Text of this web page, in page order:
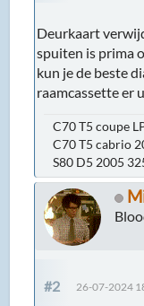
Deurkaart
spuiten is prima
kun je de beste
raamcassette er
C70 T5 coupe
C70 T5 cabrio
S80 D5 2005
#2 26-07-2024